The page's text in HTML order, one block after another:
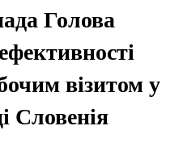
Голова
візитом у
Словенія